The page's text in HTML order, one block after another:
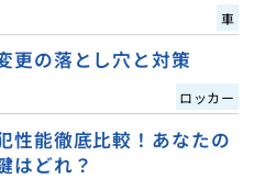
車
更の落とし穴と対策
ロッカー
性能徹底比較！あなたの
はどれ？